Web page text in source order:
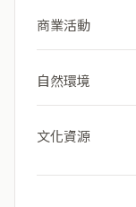
商業活動
自然環境
文化資源